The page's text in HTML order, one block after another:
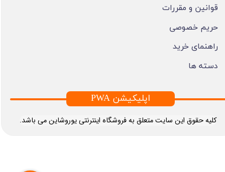
​کلیه حقوق این سایت متعلق به فروشگاه اینترنتی یوروشاین می باشد.
قوانین و مقررات
حریم خصوصی
راهنمای خرید
دسته ها
PWA اپلیکیشن